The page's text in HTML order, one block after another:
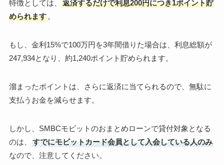
特徴としては、
返済するだけで利息200円につき1ポイント貯
められます。
もし、金利15%で100万円を3年間借りた場合は、利息総額が
247,934となり、約1,240ポイント貯められます。
溜まったポイントは、さらに返済に当てられるので、無駄に
支払うお金を減らせます。
しかし、SMBCモビットのおまとめローンで貸付対象となる
のは、
すでにモビットカード会員として入会している人のみ
なので、注意してください。